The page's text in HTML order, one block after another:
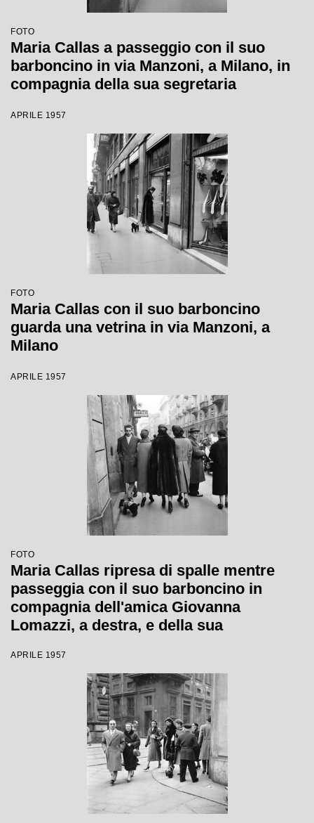
FOTO
Maria Callas a passeggio con il suo
barboncino in via Manzoni, a Milano, in
compagnia della sua segretaria
APRILE 1957
FOTO
Maria Callas con il suo barboncino
guarda una vetrina in via Manzoni, a
Milano
APRILE 1957
FOTO
Maria Callas ripresa di spalle mentre
passeggia con il suo barboncino in
compagnia dell'amica Giovanna
Lomazzi, a destra, e della sua
APRILE 1957